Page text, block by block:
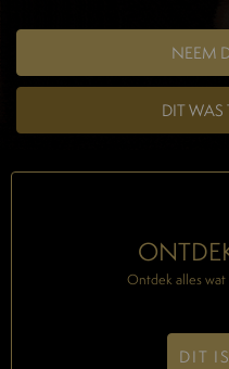
NEEM
DIT
Ontdek alles
DIT